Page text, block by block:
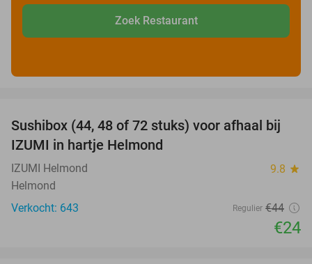
Zoek Restaurant
45%
Sushibox (44, 48 of 72 stuks) voor afhaal bij
IZUMI in hartje Helmond
IZUMI Helmond 9.8 star
Helmond
Verkocht: 643
Regulier €44
€24